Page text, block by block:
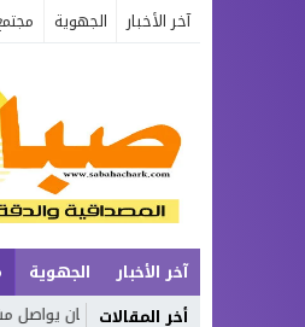
آخر الأخبار الجهوية
آخر الأخبار الجهوية
أخر المقالات
محمد بوجديان يواصل مشروعه